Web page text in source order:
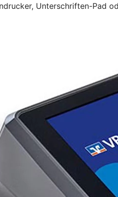
Unterschriften-Pad